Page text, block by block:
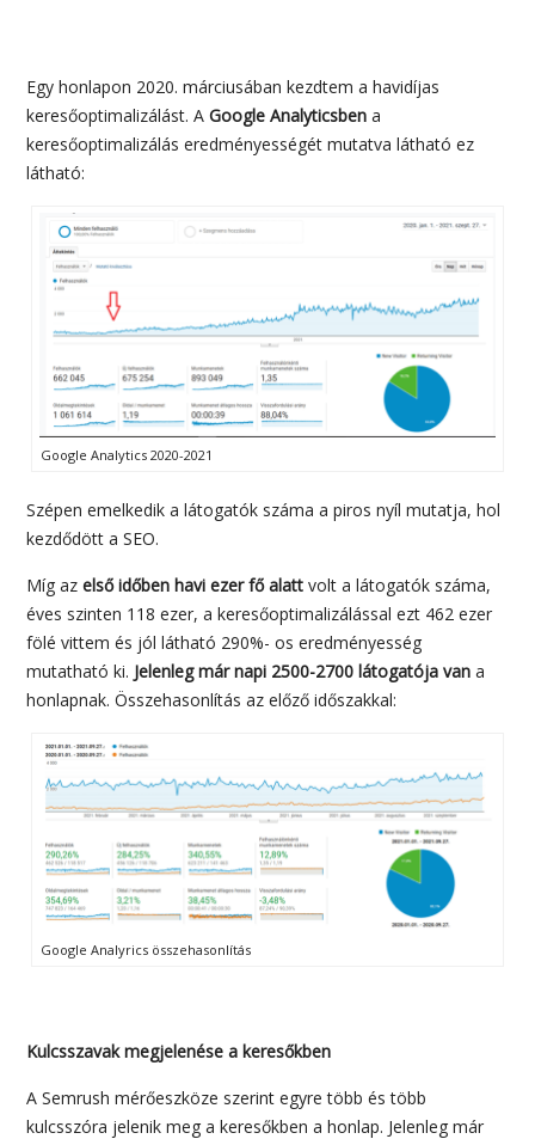
Egy honlapon 2020. márciusában kezdtem a havidíjas
keresőoptimalizálást. AGoogle Analyticsben a
keresőoptimalizálás eredményességét mutatva látható ez
látható:
Google Analytics 2020-2021
Szépen emelkedik a látogatók száma a piros nyíl mutatja, hol
kezdődött a SEO.
Míg azelső időben havi ezer fő alatt volt a látogatók száma,
éves szinten 118 ezer, a keresőoptimalizálással ezt 462 ezer
fölé vittem és jól látható 290%- os eredményesség
mutatható ki. Jelenleg már napi 2500-2700 látogatója van a
honlapnak. Összehasonlítás az előző időszakkal:
Google Analyrics összehasonlítás
Kulcsszavak megjelenése a keresőkben
A Semrush mérőeszköze szerint egyre több és több
kulcsszóra jelenik meg a keresőkben a honlap. Jelenleg már